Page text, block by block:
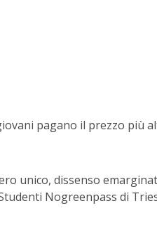
pagano il prezzo più
unico, dissenso
Nogreenpass di